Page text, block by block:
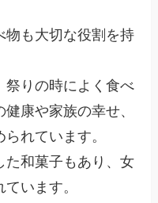
物も大切な役割を持
祭りの時によく食べ
康や家族の幸せ、
れています。
た和菓子もあり、女
います。